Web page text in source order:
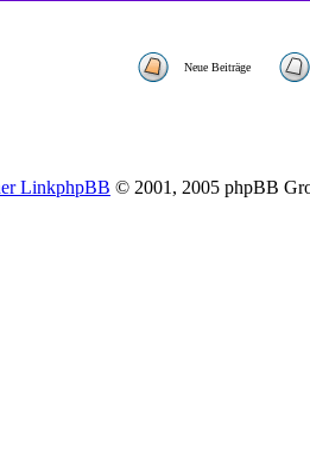
Neue Beiträge
phpBB © 2001, 2005 phpBB